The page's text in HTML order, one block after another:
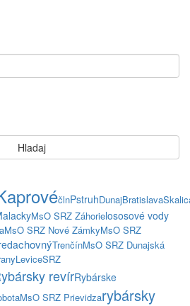
Hladaj
člnPstruhDunajBratislava
MsO SRZ Záhorielososové vody
MsO SRZ Nové ZámkyMsO SRZ
chovnýTrenčínMsO SRZ Dunajská
LeviceSRZ
revírRybárske
MsO SRZ Prievidzarybársky